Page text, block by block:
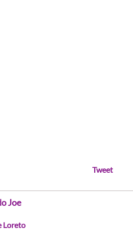
Tweet
Joe
Loreto